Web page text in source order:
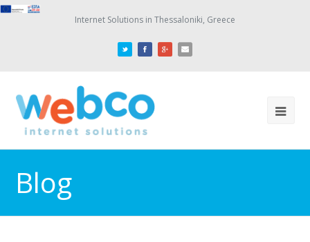
Internet Solutions in Thessaloniki, Greece
Blog